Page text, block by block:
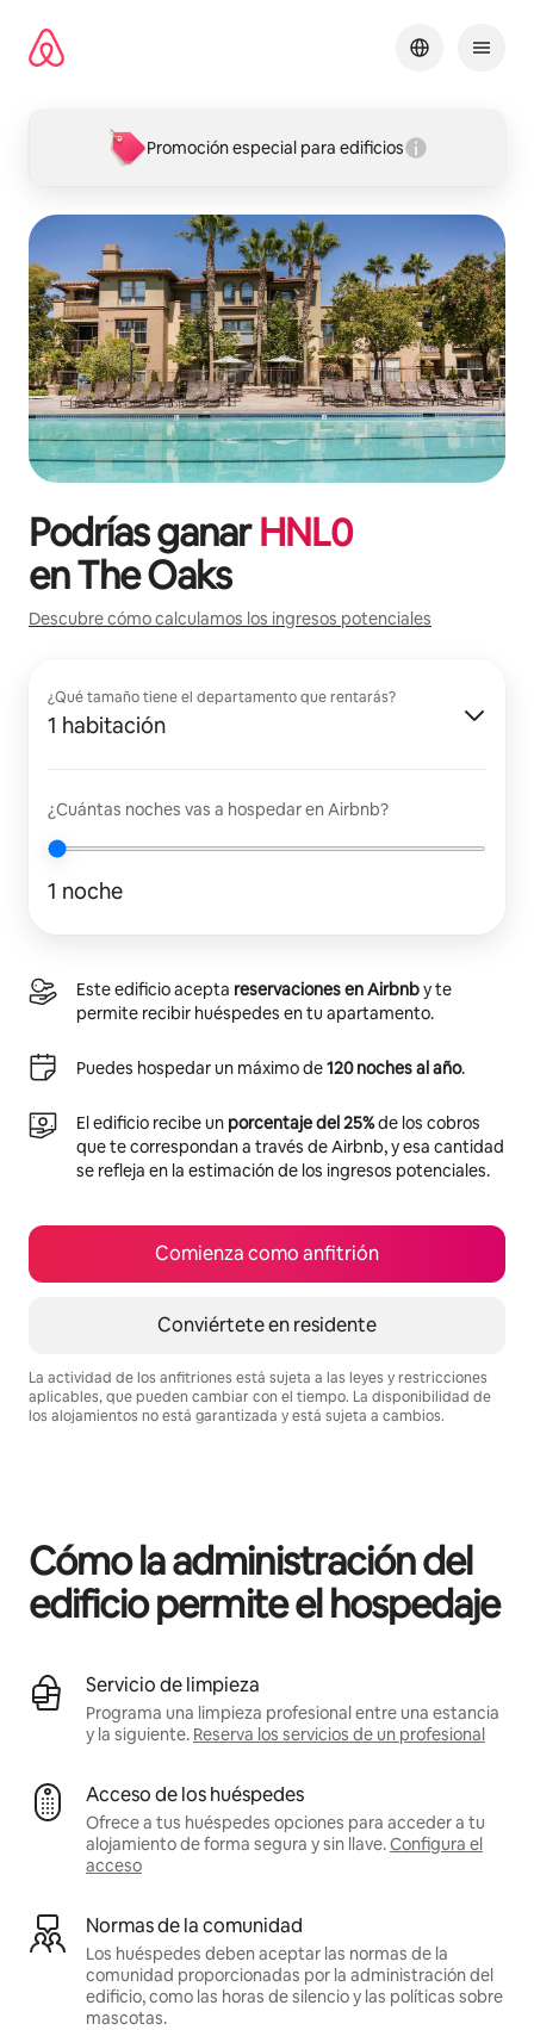
contenido
Promoción especial para edificios
Podrías ganarHNL0
enThe Oaks
Descubre cómo calculamos los ingresos potenciales
¿Qué tamaño tiene el departamento que rentarás?
1 habitación
¿Cuántas noches vas a hospedar en Airbnb?
1 noche
Este edificio acepta reservaciones en Airbnby te
permite recibir huéspedes en tu apartamento.
Puedes hospedar un máximo de120 noches al año.
El edificio recibe un porcentaje del 25%de los cobros
que te correspondan a través de Airbnb, y esa cantidad
se refleja en la estimación de los ingresos potenciales.
Comienza como anfitrión
Conviértete en residente
La actividad de los anfitriones está sujeta a las leyes y restricciones
aplicables, que pueden cambiar con el tiempo. La disponibilidad de
los alojamientos no está garantizada y está sujeta a cambios.
Cómo la administración del
edificio permite el hospedaje
Servicio de limpieza
Programa una limpieza profesional entre una estancia
y la siguiente. Reserva los servicios de un profesional
Acceso de los huéspedes
Ofrece a tus huéspedes opciones para acceder a tu
alojamiento de forma segura y sin llave.Configura el
acceso
Normas de la comunidad
Los huéspedes deben aceptar las normas de la
comunidad proporcionadas por la administración del
edificio, como las horas de silencio y las políticas sobre
mascotas.